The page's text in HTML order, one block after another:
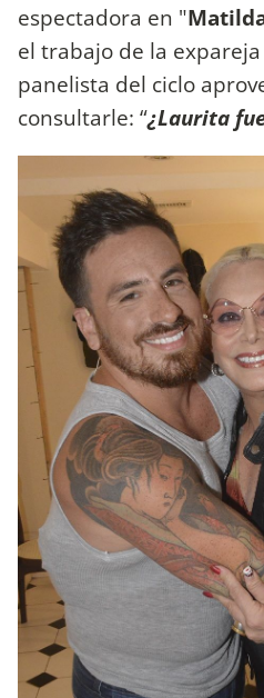
espectadora en "
el trabajo de la
panelista del ciclo
consultarle: “¿Laurita